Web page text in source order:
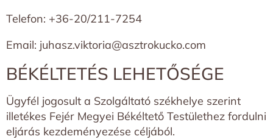
Telefon: +36-20/211-7254
Email: juhasz.viktoria@asztrokucko.com
BÉKÉLTETÉS LEHETŐSÉGE
Ügyfél jogosult a Szolgáltató székhelye szerint
illetékes Fejér Megyei Békéltető Testülethez fordulni
eljárás kezdeményezése céljából.